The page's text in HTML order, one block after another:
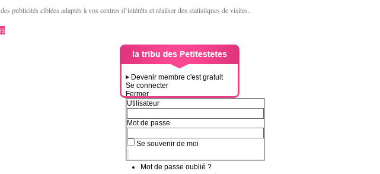
publicités ciblées adaptés à vos centres d’intérêts et réaliser des statistiques de visites.
Devenir membre c'est gratuit
Se connecter
Fermer
Utilisateur
Mot de passe
Se souvenir de moi
Mot de passe oublié ?